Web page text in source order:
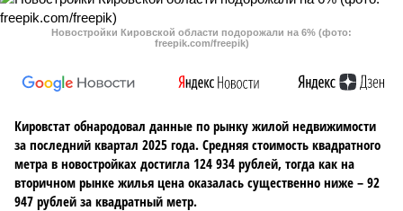
Новостройки Кировской области подорожали на 6% (фото:
freepik.com/freepik)
Кировстат обнародовал данные по рынку жилой недвижимости
за последний квартал 2025 года. Средняя стоимость квадратного
метра в новостройках достигла 124 934 рублей, тогда как на
вторичном рынке жилья цена оказалась существенно ниже – 92
947 рублей за квадратный метр.